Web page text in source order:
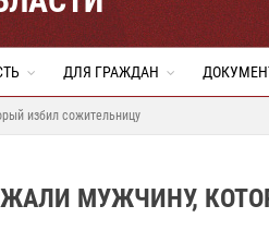
ДЛЯ ГРАЖДАН
избил сожительницу
МУЖЧИНУ,